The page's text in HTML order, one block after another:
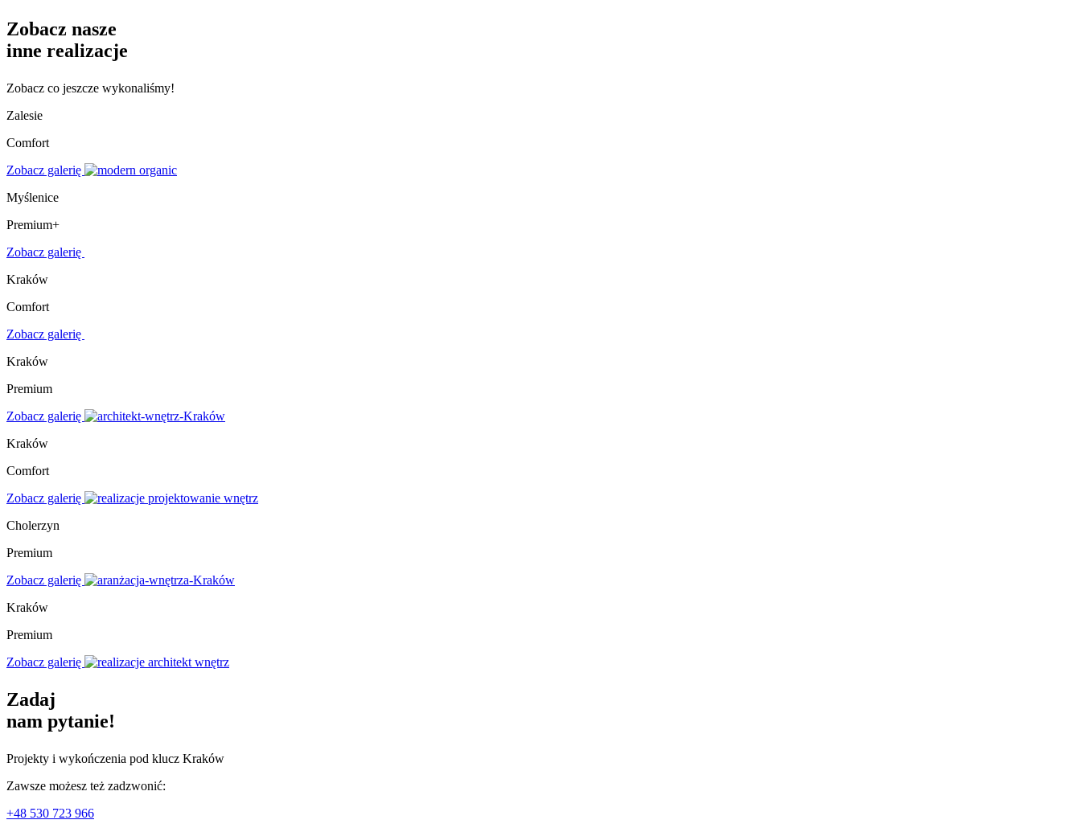
Zobacz nasze
inne realizacje
Zobacz co jeszcze wykonaliśmy!
Zalesie
Comfort
Zobacz galerię
Myślenice
Premium+
Zobacz galerię
Kraków
Comfort
Zobacz galerię
Kraków
Premium
Zobacz galerię
Kraków
Comfort
Zobacz galerię
Cholerzyn
Premium
Zobacz galerię
Kraków
Premium
Zobacz galerię
Zadaj
nam pytanie!
Projekty i wykończenia pod klucz Kraków
Zawsze możesz też zadzwonić:
+48 530 723 966